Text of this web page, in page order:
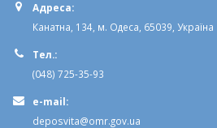
Адреса:
Канатна, 134, м. Одеса, 65039, Україна
Тел.:
(048) 725-35-93
e-mail:
deposvita@omr.gov.ua